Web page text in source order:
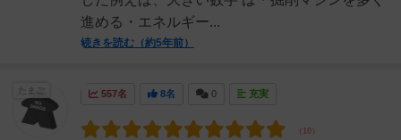
進める・エネルギー...
続きを読む（約5年前）
557名 8名 0 充実